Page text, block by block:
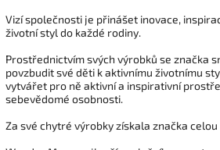
Vizí společnosti je přinášet inovace,
životní styl do každé rodiny.
Prostřednictvím svých výrobků se značka
povzbudit své děti k aktivnímu životnímu
vytvářet pro ně aktivní a inspirativní
sebevědomé osobnosti.
Za své chytré výrobky získala značka